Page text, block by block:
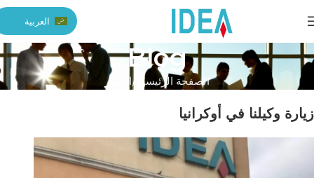
العربية
Blog
الصفحة الرئيسية الأخبار
زيارة وكيلنا في أوكرانيا